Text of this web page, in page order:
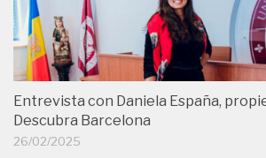
Entrevista con Daniela España,
Descubra Barcelona
26/02/2025